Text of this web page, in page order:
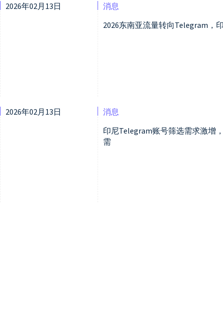
2026年02月13日
消息
2026东南亚流量转向Telegram，
2026年02月13日
消息
印尼Telegram账号筛选需求激增
需